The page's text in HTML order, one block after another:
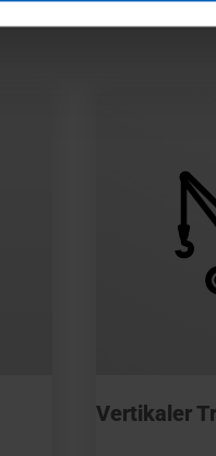
Vertikaler